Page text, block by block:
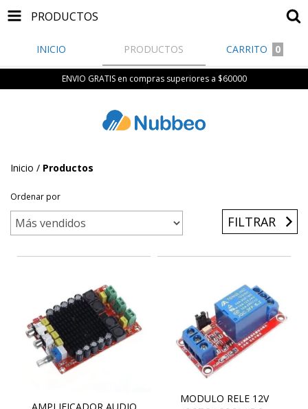
PRODUCTOS
INICIO PRODUCTOS CARRITO 0
ENVIO GRATIS en compras superiores a $60000
Inicio / Productos
Ordenar por
FILTRAR
MODULO RELE 12V